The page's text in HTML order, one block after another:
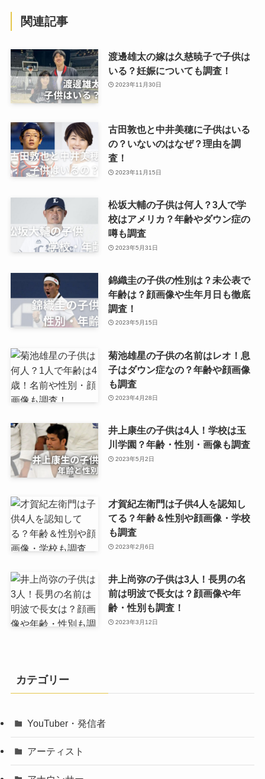
関連記事
渡邊雄太の嫁は久慈暁子で子供は
いる？妊娠についても調査！
2023年11月30日
古田敦也と中井美穂に子供はいる
の？いないのはなぜ？理由を調
査！
2023年11月15日
松坂大輔の子供は何人？3人で学
校はアメリカ？年齢やダウン症の
噂も調査
2023年5月31日
錦織圭の子供の性別は？未公表で
年齢は？顔画像や生年月日も徹底
調査！
2023年5月15日
菊池雄星の子供の名前はレオ！息
子はダウン症なの？年齢や顔画像
も調査
2023年4月28日
井上康生の子供は4人！学校は玉
川学園？年齢・性別・画像も調査
2023年5月2日
才賀紀左衛門は子供4人を認知し
てる？年齢＆性別や顔画像・学校
も調査
2023年2月6日
井上尚弥の子供は3人！長男の名
前は明波で長女は？顔画像や年
齢・性別も調査！
2023年3月12日
カテゴリー
YouTuber・発信者
アーティスト